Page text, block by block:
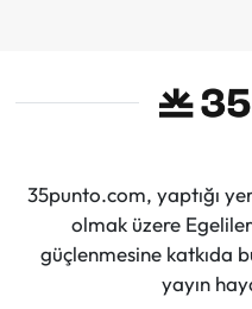
35punto.com, yaptığı
olmak üzere
güçlenmesine katkıda
yayın